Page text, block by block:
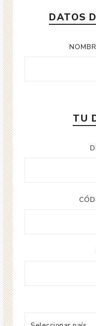
DATOS
TU